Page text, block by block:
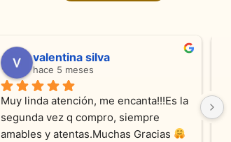
valentina silva
hace 5 meses
Muy linda atención, me encanta!!!Es la
segunda vez q compro, siempre
amables y atentas.Muchas Gracias